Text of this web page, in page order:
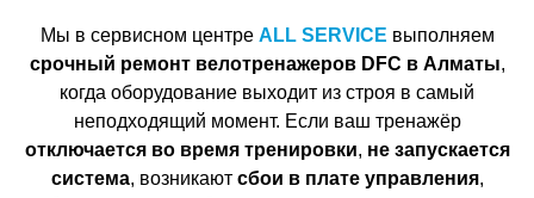
Мы в сервисном центре ALL SERVICE выполняем
срочный ремонт велотренажеров DFC в Алматы,
когда оборудование выходит из строя в самый
неподходящий момент. Если ваш тренажёр
отключается во время тренировки, не запускается
система, возникают сбои в плате управления,